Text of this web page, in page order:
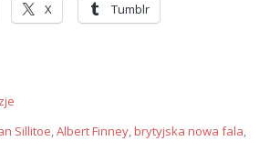
X Tumblr
Sillitoe,Albert Finney,brytyjska nowa fala,